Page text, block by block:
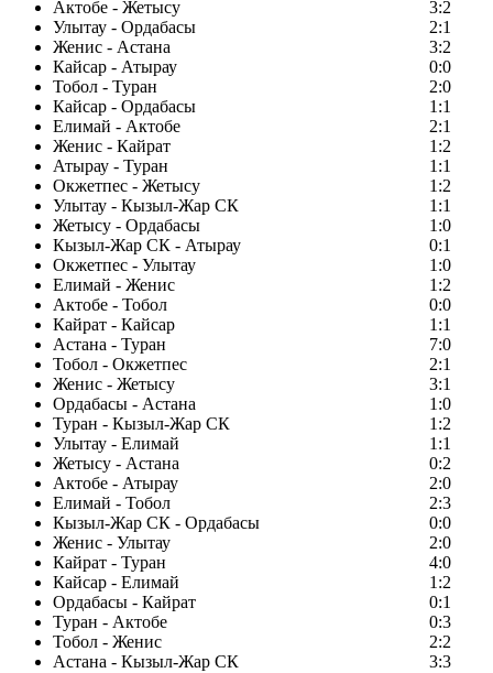
Актобе - Жетысу
3:2
Улытау - Ордабасы
2:1
Женис - Астана
3:2
Кайсар - Атырау
0:0
Тобол - Туран
2:0
Кайсар - Ордабасы
1:1
Елимай - Актобе
2:1
Женис - Кайрат
1:2
Атырау - Туран
1:1
Окжетпес - Жетысу
1:2
Улытау - Кызыл-Жар СК
1:1
Жетысу - Ордабасы
1:0
Кызыл-Жар СК - Атырау
0:1
Окжетпес - Улытау
1:0
Елимай - Женис
1:2
Актобе - Тобол
0:0
Кайрат - Кайсар
1:1
Астана - Туран
7:0
Тобол - Окжетпес
2:1
Женис - Жетысу
3:1
Ордабасы - Астана
1:0
Туран - Кызыл-Жар СК
1:2
Улытау - Елимай
1:1
Жетысу - Астана
0:2
Актобе - Атырау
2:0
Елимай - Тобол
2:3
Кызыл-Жар СК - Ордабасы
0:0
Женис - Улытау
2:0
Кайрат - Туран
4:0
Кайсар - Елимай
1:2
Ордабасы - Кайрат
0:1
Туран - Актобе
0:3
Тобол - Женис
2:2
Астана - Кызыл-Жар СК
3:3